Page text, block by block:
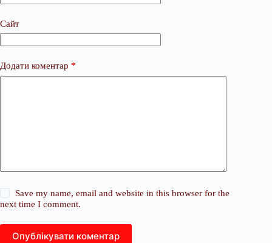
Сайт
Додати коментар *
Save my name, email and website in this browser for the
next time I comment.
Опублікувати коментар